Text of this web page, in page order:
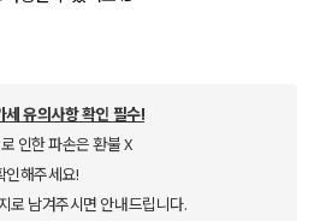
세 유의사항 확인 필수!
인한 파손은 환불 X
인해주세요!
로 남겨주시면 안내드립니다.